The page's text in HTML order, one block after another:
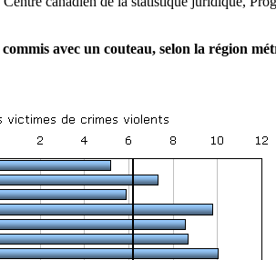
avec un couteau, selon la région